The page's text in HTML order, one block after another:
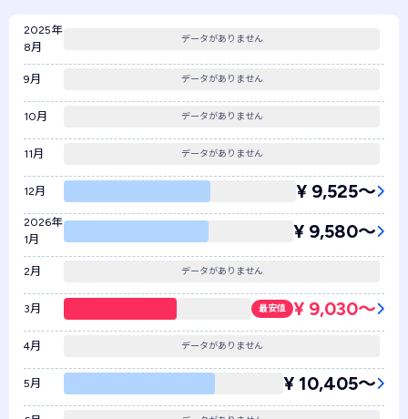
2025年
8月
データがありません
9月 データがありません
10月 データがありません
11月 データがありません
12月 ¥ 9,525〜
2026年
1月
¥ 9,580〜
2月 データがありません
3月 最安値 ¥ 9,030〜
4月 データがありません
5月 ¥ 10,405〜